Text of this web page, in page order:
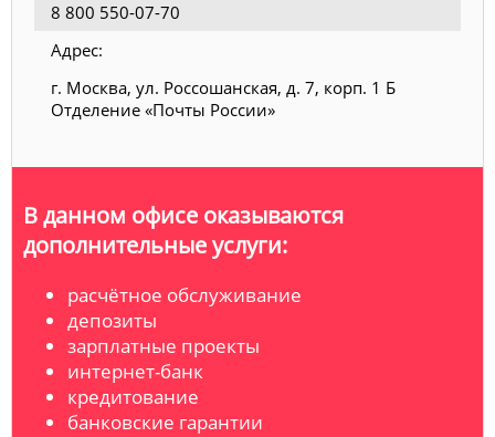
8 800 550-07-70
Адрес:
г. Москва, ул. Россошанская, д. 7, корп. 1 Б
Отделение «Почты России»
В данном офисе оказываются
дополнительные услуги:
расчётное обслуживание
депозиты
зарплатные проекты
интернет-банк
кредитование
банковские гарантии